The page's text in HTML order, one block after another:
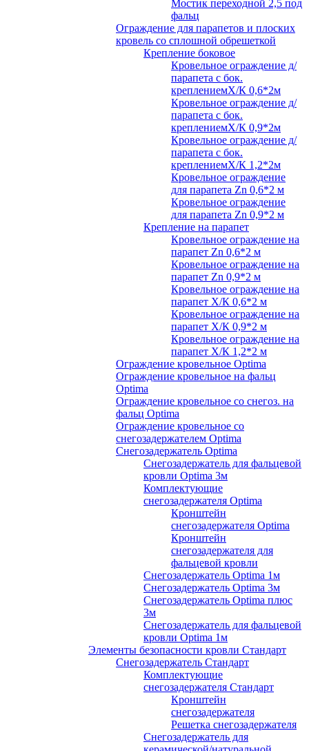
Мостик переходной 2,5 под
фальц
Ограждение для парапетов и плоских
кровель со сплошной обрешеткой
Крепление боковое
Кровельное ограждение д/
парапета с бок.
креплениемХ/К 0,6*2м
Кровельное ограждение д/
парапета с бок.
креплениемХ/К 0,9*2м
Кровельное ограждение д/
парапета с бок.
креплениемХ/К 1,2*2м
Кровельное ограждение
для парапета Zn 0,6*2 м
Кровельное ограждение
для парапета Zn 0,9*2 м
Крепление на парапет
Кровельное ограждение на
парапет Zn 0,6*2 м
Кровельное ограждение на
парапет Zn 0,9*2 м
Кровельное ограждение на
парапет Х/К 0,6*2 м
Кровельное ограждение на
парапет Х/К 0,9*2 м
Кровельное ограждение на
парапет Х/К 1,2*2 м
Ограждение кровельное Optima
Ограждение кровельное на фальц
Optima
Ограждение кровельное со снегоз. на
фальц Optima
Ограждение кровельное со
снегозадержателем Optima
Снегозадержатель Optima
Снегозадержатель для фальцевой
кровли Optima 3м
Комплектующие
снегозадержателя Optima
Кронштейн
снегозадержателя Optima
Кронштейн
снегозадержателя для
фальцевой кровли
Снегозадержатель Optima 1м
Снегозадержатель Optima 3м
Снегозадержатель Optima плюс
3м
Снегозадержатель для фальцевой
кровли Optima 1м
Элементы безопасности кровли Стандарт
Снегозадержатель Стандарт
Комплектующие
снегозадержателя Стандарт
Кронштейн
снегозадержателя
Решетка снегозадержателя
Снегозадержатель для